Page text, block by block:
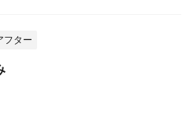
フター